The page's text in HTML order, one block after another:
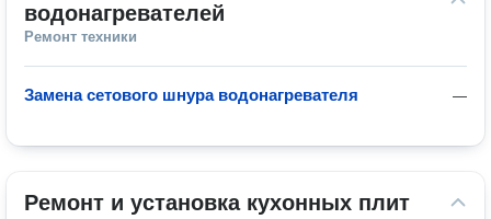
водонагревателей
Ремонт техники
—
Замена сетового шнура водонагревателя
Ремонт и установка кухонных плит